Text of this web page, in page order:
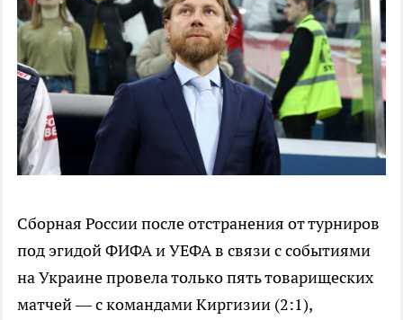
Сборная России после отстранения от турниров
под эгидой ФИФА и УЕФА в связи с событиями
на Украине провела только пять товарищеских
матчей — с командами Киргизии (2:1),